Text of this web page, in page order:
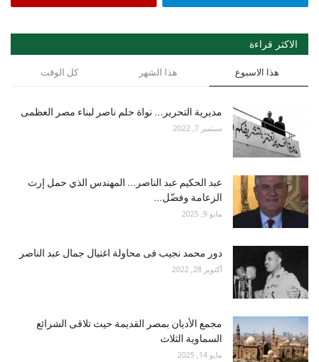
الاكثر قراءة
هذا الاسبوع هذا الشهر كل الوقت
مديرية التحرير... نواة حلم ناصر لبناء مصر العظمى
سبتمبر 7, 2022
عبد الحكيم عبد الناصر... المهندس الذي حمل إرث
الزعامة وفضّل...
مايو 9, 2025
دور محمد نجيب فى محاولة اغتيال جمال عبد الناصر
أكتوبر 28, 2022
مجمع الأديان بمصر القديمة حيث تلاقى الشرائع
السماوية الثلاث
مايو 14, 2025